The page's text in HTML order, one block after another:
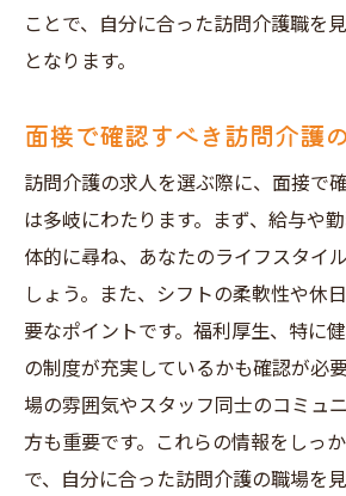
ことで、自分に合った訪問介護職を
となります。
面接で確認すべき訪問介護
訪問介護の求人を選ぶ際に、面接で
は多岐にわたります。まず、給与や
体的に尋ね、あなたのライフスタイ
しょう。また、シフトの柔軟性や休
要なポイントです。福利厚生、特に
の制度が充実しているかも確認が必
場の雰囲気やスタッフ同士のコミュ
方も重要です。これらの情報をしっ
で、自分に合った訪問介護の職場を